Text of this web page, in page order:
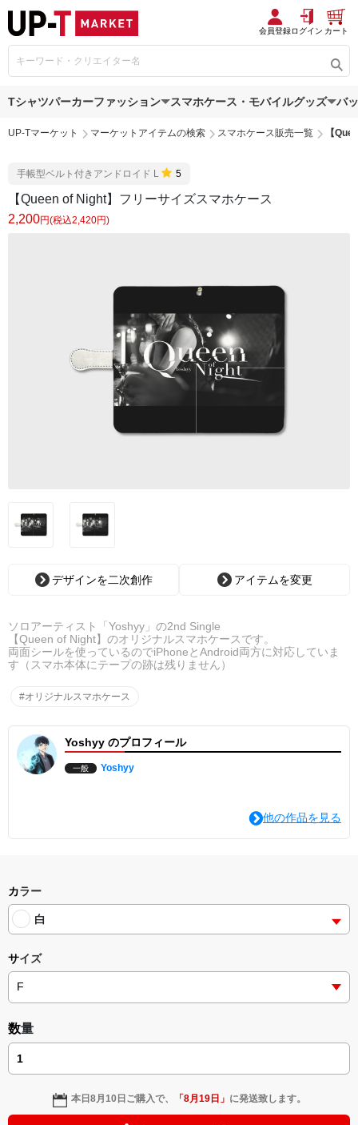
会員登録ログイン カート
Tシャツパーカーファッション スマホケース・モバイルグッズ バ
UP-Tマーケット マーケットアイテムの検索 スマホケース販売一覧 【
手帳型ベルト付きアンドロイド L 5
【Queen of Night】フリーサイズスマホケース
2,200円(税込2,420円)
デザインを二次創作 アイテムを変更
ソロアーティスト「Yoshyy」の2nd Single
【Queen of Night】のオリジナルスマホケースです。
両面シールを使っているのでiPhoneとAndroid両方に対応していま
す（スマホ本体にテープの跡は残りません）
#オリジナルスマホケース
Yoshyy のプロフィール
一般 Yoshyy
他の作品を見る
カラー
白
サイズ
数量
本日8月10日 ご購入で、 「8月19日 」 に発送致します。